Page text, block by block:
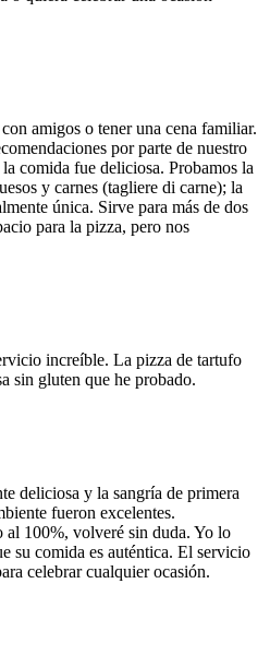
amigos o tener una cena familiar.
por parte de nuestro
comida fue deliciosa. Probamos la
y carnes (tagliere di carne); la
única. Sirve para más de dos
para la pizza, pero nos
increíble. La pizza de tartufo
sin gluten que he probado.
deliciosa y la sangría de primera
fueron excelentes.
100%, volveré sin duda. Yo lo
su comida es auténtica. El servicio
celebrar cualquier ocasión.